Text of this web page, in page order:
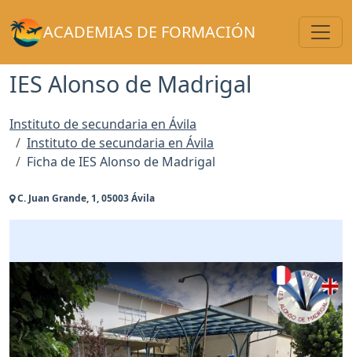
ACADEMIAS DE FORMACIÓN
IES Alonso de Madrigal
Instituto de secundaria en Ávila
Instituto de secundaria en Ávila
Ficha de IES Alonso de Madrigal
C. Juan Grande, 1, 05003 Ávila